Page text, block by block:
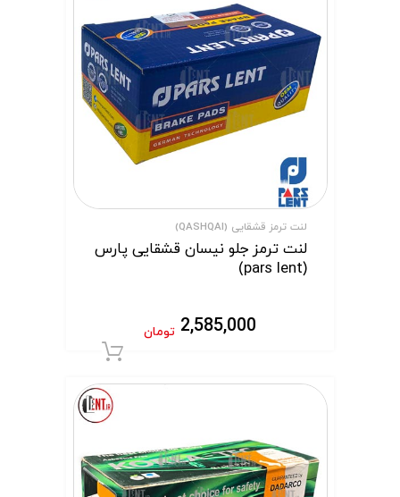
لنت ترمز قشقایی (QASHQAI)
لنت ترمز جلو نیسان قشقایی پارس
(pars lent)
2,585,000 تومان